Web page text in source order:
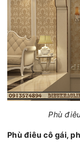
Phù
Phù điêu cô gái,